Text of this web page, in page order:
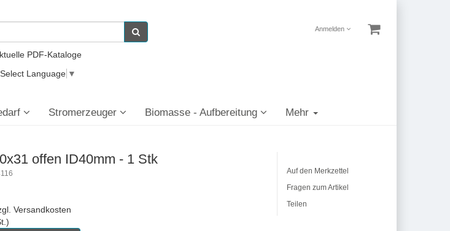
Anmelden
PDF-Kataloge
Select Language ▼
Stromerzeuger Biomasse - Aufbereitung Mehr
offen ID40mm - 1 Stk
Versandkosten
Auf den Merkzettel
Fragen zum Artikel
Teilen